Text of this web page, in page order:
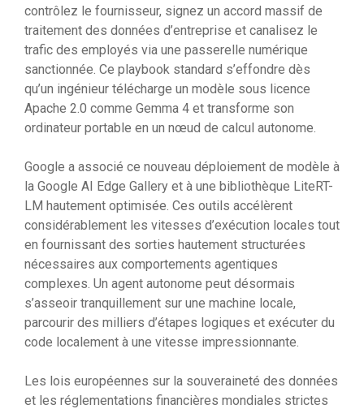
contrôlez le fournisseur, signez un accord massif de
traitement des données d’entreprise et canalisez le
trafic des employés via une passerelle numérique
sanctionnée. Ce playbook standard s’effondre dès
qu’un ingénieur télécharge un modèle sous licence
Apache 2.0 comme Gemma 4 et transforme son
ordinateur portable en un nœud de calcul autonome.
Google a associé ce nouveau déploiement de modèle à
la Google AI Edge Gallery et à une bibliothèque LiteRT-
LM hautement optimisée. Ces outils accélèrent
considérablement les vitesses d’exécution locales tout
en fournissant des sorties hautement structurées
nécessaires aux comportements agentiques
complexes. Un agent autonome peut désormais
s’asseoir tranquillement sur une machine locale,
parcourir des milliers d’étapes logiques et exécuter du
code localement à une vitesse impressionnante.
Les lois européennes sur la souveraineté des données
et les réglementations financières mondiales strictes